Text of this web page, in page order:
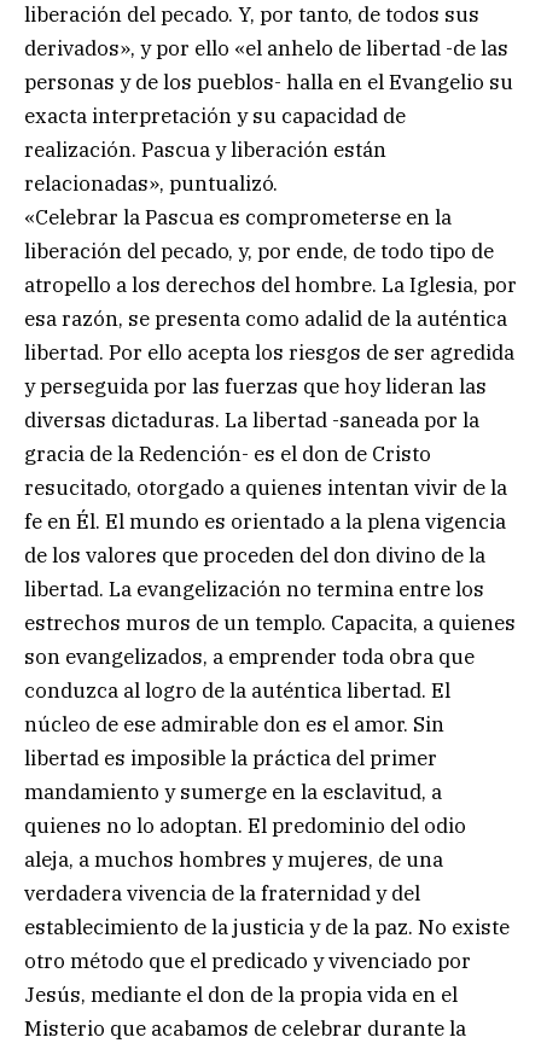
liberación del pecado. Y, por tanto, de todos sus
derivados», y por ello «el anhelo de libertad -de las
personas y de los pueblos- halla en el Evangelio su
exacta interpretación y su capacidad de
realización. Pascua y liberación están
relacionadas», puntualizó.
«Celebrar la Pascua es comprometerse en la
liberación del pecado, y, por ende, de todo tipo de
atropello a los derechos del hombre. La Iglesia, por
esa razón, se presenta como adalid de la auténtica
libertad. Por ello acepta los riesgos de ser agredida
y perseguida por las fuerzas que hoy lideran las
diversas dictaduras. La libertad -saneada por la
gracia de la Redención- es el don de Cristo
resucitado, otorgado a quienes intentan vivir de la
fe en Él. El mundo es orientado a la plena vigencia
de los valores que proceden del don divino de la
libertad. La evangelización no termina entre los
estrechos muros de un templo. Capacita, a quienes
son evangelizados, a emprender toda obra que
conduzca al logro de la auténtica libertad. El
núcleo de ese admirable don es el amor. Sin
libertad es imposible la práctica del primer
mandamiento y sumerge en la esclavitud, a
quienes no lo adoptan. El predominio del odio
aleja, a muchos hombres y mujeres, de una
verdadera vivencia de la fraternidad y del
establecimiento de la justicia y de la paz. No existe
otro método que el predicado y vivenciado por
Jesús, mediante el don de la propia vida en el
Misterio que acabamos de celebrar durante la